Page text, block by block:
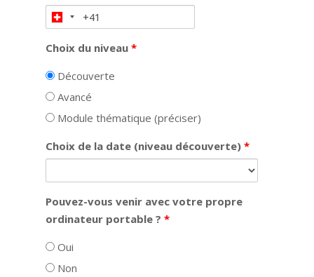
Choix du niveau *
Découverte
Avancé
Module thématique (préciser)
Choix de la date (niveau découverte) *
Pouvez-vous venir avec votre propre
ordinateur portable ? *
Oui
Non